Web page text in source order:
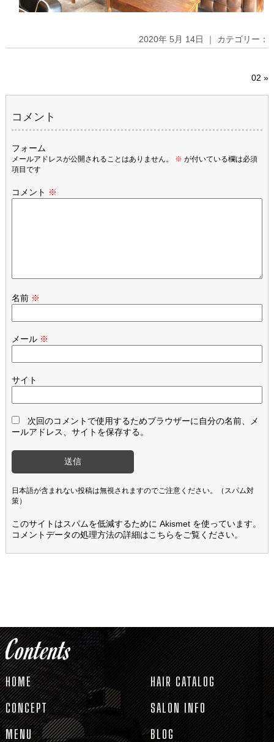
2020年 5月 14日 ｜ カテゴリー：
02 »
コメント
フォーム
メールアドレスが公開されることはありません。 ※ が付いている欄は必須
項目です
コメント ※
名前 ※
メール ※
サイト
次回のコメントで使用するためブラウザーに自分の名前、メ
ールアドレス、サイトを保存する。
日本語が含まれない投稿は無視されますのでご注意ください。（スパム対
策）
このサイトはスパムを低減するために Akismet を使っています。
コメントデータの処理方法の詳細はこちらをご覧ください。
Contents
HOME
CONCEPT
MENU
HAIR CATALOG
SALON INFO
BLOG